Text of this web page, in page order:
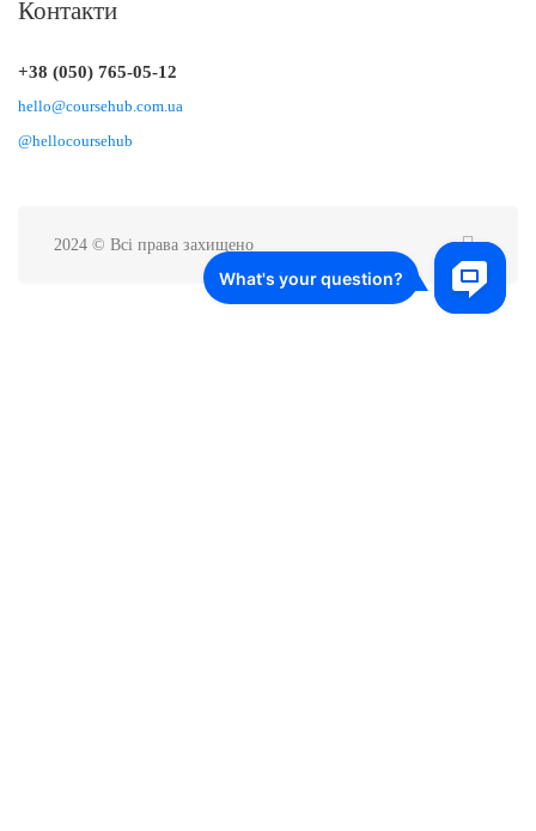
Контакти
+38 (050) 765-05-12
hello@coursehub.com.ua
@hellocoursehub
2024 © Всі права захищено